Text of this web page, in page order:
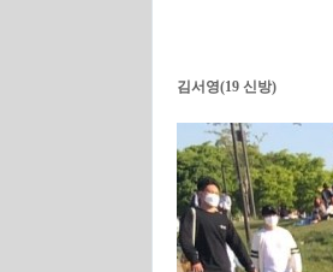
김서영(19 신방)